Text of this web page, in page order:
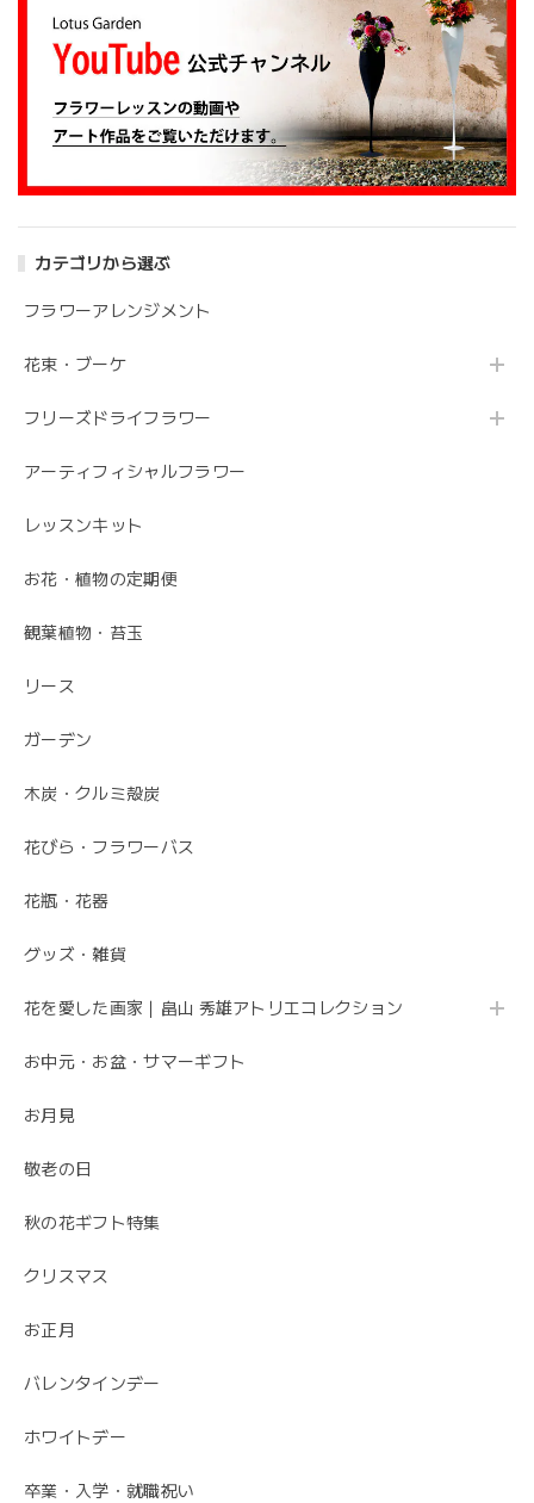
カテゴリから選ぶ
フラワーアレンジメント
花束・ブーケ
フリーズドライフラワー
アーティフィシャルフラワー
レッスンキット
お花・植物の定期便
観葉植物・苔玉
リース
ガーデン
木炭・クルミ殻炭
花びら・フラワーバス
花瓶・花器
グッズ・雑貨
花を愛した画家｜畠山 秀雄アトリエコレクション
お中元・お盆・サマーギフト
お月見
敬老の日
秋の花ギフト特集
クリスマス
お正月
バレンタインデー
ホワイトデー
卒業・入学・就職祝い
大変嬉しいレビューありがとうございます。 お
姉さんも喜んでくださり安心しました。 また、
アンティークブーケ（カビン付き）
丁寧に梱包されていて、 配送の問題は特にありませんでし
ます。 今後も利用したい信頼のおける花屋さんです。
うれしいお返事ありがとうございました。 スタ
お花をお作りさせて頂きますので よろしくお願
お願いします。 岩岡
の為にこれからも喜ばれるお花を お届けさせて
2020/05/11
先方さんがお洒落なお花だと喜んでくれました。 ありがと